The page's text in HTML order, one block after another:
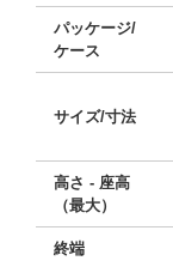
パッケージ/
ケース
サイズ/寸法
高さ - 座高
（最大）
終端